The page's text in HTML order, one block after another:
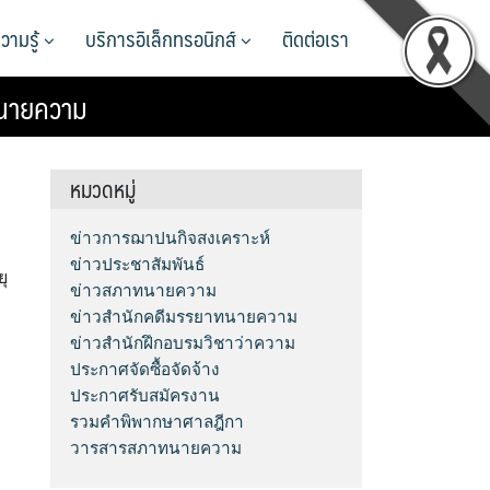
ามรู้ บริการอิเล็กทรอนิกส์ ติดต่อเรา
ยความ
หมวดหมู่
ข่าวการฌาปนกิจสงเคราะห์
ข่าวประชาสัมพันธ์
ข่าวสภาทนายความ
ข่าวสำนักคดีมรรยาทนายความ
ข่าวสำนักฝึกอบรมวิชาว่าความ
ประกาศจัดซื้อจัดจ้าง
ประกาศรับสมัครงาน
รวมคำพิพากษาศาลฎีกา
วารสารสภาทนายความ